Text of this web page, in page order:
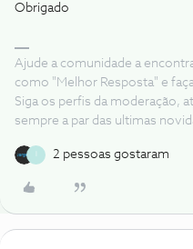
Obrigado
Ajude a comunidade a
como "Melhor Resposta" e
Siga os perfis da moderação,
sempre a par das ultimas
2 pessoas gostaram